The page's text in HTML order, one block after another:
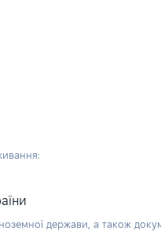
держави, а також